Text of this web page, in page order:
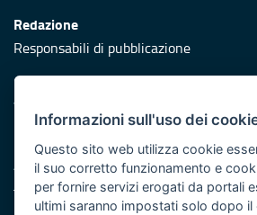
Redazione
Responsabili di pubblicazione
Protezione civile
Vai al sito di Protezione Civile Puglia
Iniziativa finanziata con risorse del
Asse XI
Informazioni sull'uso dei
Questo sito web utilizza cookie
il suo corretto funzionamento e
per fornire servizi erogati da portali
ultimi saranno impostati solo dopo il